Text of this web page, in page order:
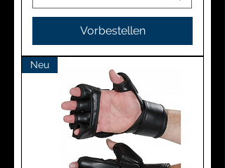
Vorbestellen
Neu